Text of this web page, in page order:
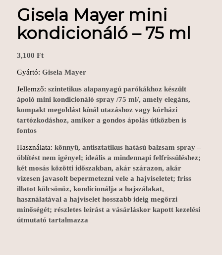
Gisela Mayer mini
kondicionáló – 75 ml
3,100 Ft
Gyártó: Gisela Mayer
Jellemző: szintetikus alapanyagú parókákhoz készült
ápoló mini kondicionáló spray /75 ml/, amely elegáns,
kompakt megoldást kínál utazáshoz vagy kórházi
tartózkodáshoz, amikor a gondos ápolás útközben is
fontos
Használata: könnyű, antisztatikus hatású balzsam spray –
öblítést nem igényel; ideális a mindennapi felfrissüléshez;
két mosás közötti időszakban, akár szárazon, akár
vizesen javasolt bepermetezni vele a hajviseletet; friss
illatot kölcsönöz, kondicionálja a hajszálakat,
használatával a hajviselet hosszabb ideig megőrzi
minőségét; részletes leírást a vásárláskor kapott kezelési
útmutató tartalmazza